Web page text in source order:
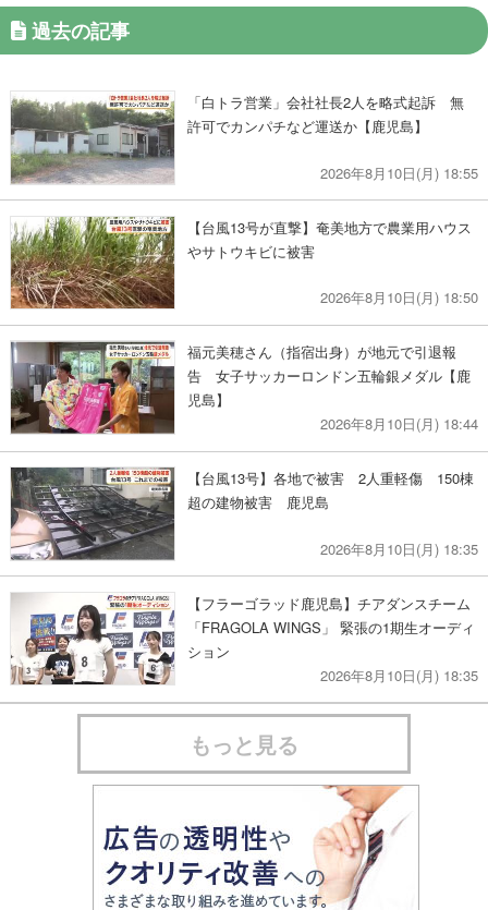
過去の記事
「白トラ営業」会社社長2人を略式起訴 無
許可でカンパチなど運送か【鹿児島】
2026年8月10日(月) 18:55
【台風13号が直撃】奄美地方で農業用ハウス
やサトウキビに被害
2026年8月10日(月) 18:50
福元美穂さん（指宿出身）が地元で引退報
告 女子サッカーロンドン五輪銀メダル【鹿
児島】
2026年8月10日(月) 18:44
【台風13号】各地で被害 2人重軽傷 150棟
超の建物被害 鹿児島
2026年8月10日(月) 18:35
【フラーゴラッド鹿児島】チアダンスチーム
「FRAGOLA WINGS」 緊張の1期生オーディ
ション
2026年8月10日(月) 18:35
もっと見る